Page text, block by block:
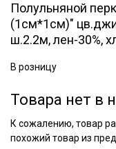
Полульняной
(1см*1см)"
ш.2.2м, лен-30%,
В розницу
Товара нет в
К сожалению, товар
похожий товар из